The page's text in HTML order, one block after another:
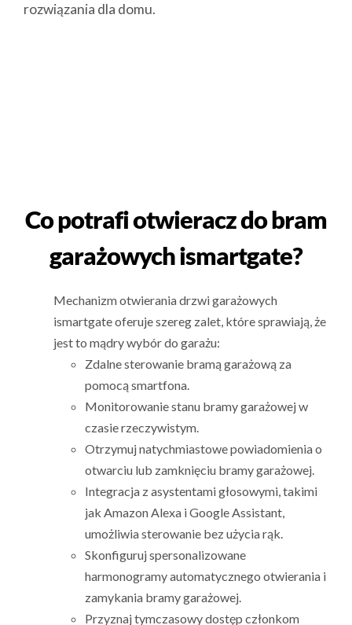
rozwiązania dla domu.
Co potrafi otwieracz do bram
garażowych ismartgate?
Mechanizm otwierania drzwi garażowych
ismartgate oferuje szereg zalet, które sprawiają, że
jest to mądry wybór do garażu:
Zdalne sterowanie bramą garażową za
pomocą smartfona.
Monitorowanie stanu bramy garażowej w
czasie rzeczywistym.
Otrzymuj natychmiastowe powiadomienia o
otwarciu lub zamknięciu bramy garażowej.
Integracja z asystentami głosowymi, takimi
jak Amazon Alexa i Google Assistant,
umożliwia sterowanie bez użycia rąk.
Skonfiguruj spersonalizowane
harmonogramy automatycznego otwierania i
zamykania bramy garażowej.
Przyznaj tymczasowy dostęp członkom